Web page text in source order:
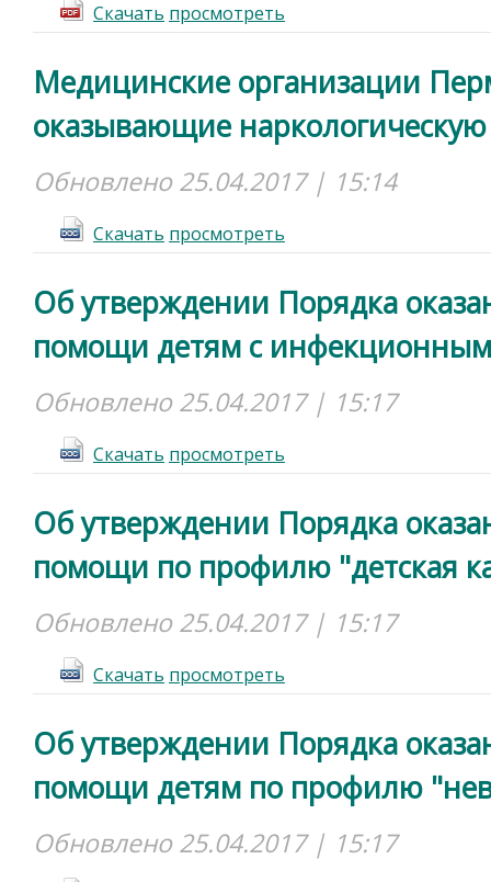
Cкачать просмотреть
Медицинские организации
оказывающие
Обновлено 25.04.2017 | 15:14
Cкачать просмотреть
Об утверждении Порядка
помощи детям с
Обновлено 25.04.2017 | 15:17
Cкачать просмотреть
Об утверждении Порядка
помощи по профилю "детская
Обновлено 25.04.2017 | 15:17
Cкачать просмотреть
Об утверждении Порядка
помощи детям по профилю
Обновлено 25.04.2017 | 15:17